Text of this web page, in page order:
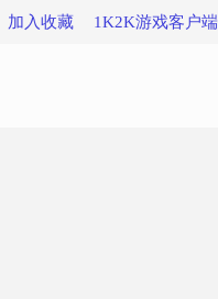
加入收藏 1K2K游戏客户端